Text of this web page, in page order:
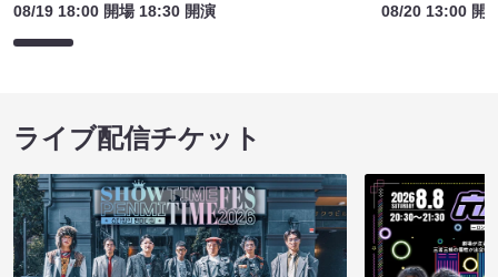
08/19 18:00 開場 18:30 開演
08/20 13:00 開
ライブ配信チケット